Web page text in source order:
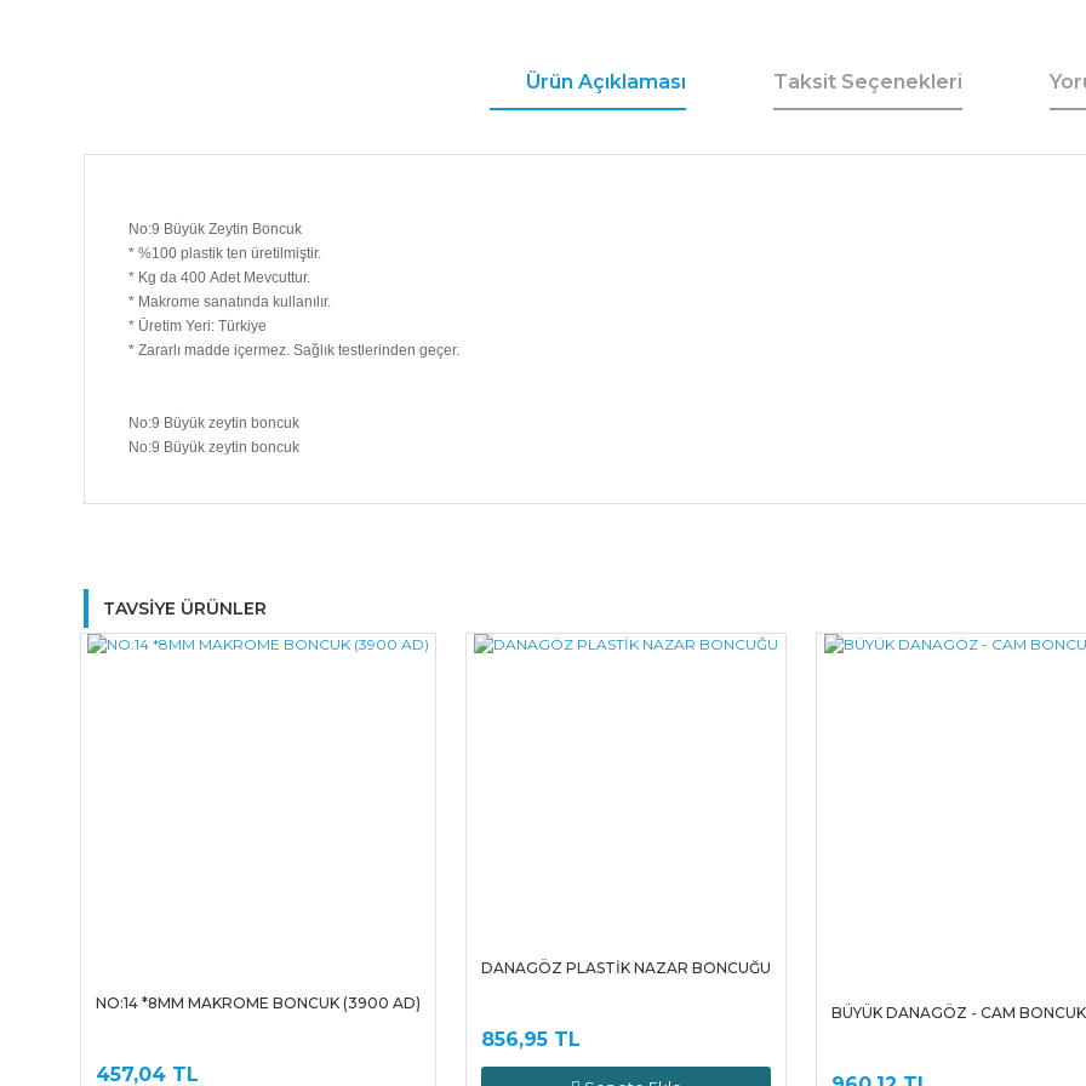
Ürün Açıklaması Taksit Seçenekleri
No:9 Büyük Zeytin Boncuk
* %100 plastik ten üretilmiştir.
* Kg da 400 Adet Mevcuttur.
* Makrome sanatında kullanılır.
* Üretim Yeri: Türkiye
* Zararlı madde içermez. Sağlık testlerinden geçer.
No:9 Büyük zeytin boncuk
No:9 Büyük zeytin boncuk
TAVSİYE ÜRÜNLER
NO:14 *8MM MAKROME BONCUK (3900 AD)
457,04 TL
DANAGÖZ PLASTİK NAZAR BONCUĞU
856,95 TL
BÜYÜK DANAGÖZ - CAM